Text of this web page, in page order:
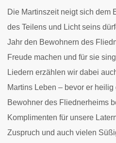
Die Martinszeit neigt sich dem
des Teilens und Licht seins
Jahr den Bewohnern des
Freude machen und für sie
Liedern erzählen wir dabei
Martins Leben – bevor er
Bewohner des Fliednerheims
Komplimenten für unsere
Zuspruch und auch vielen